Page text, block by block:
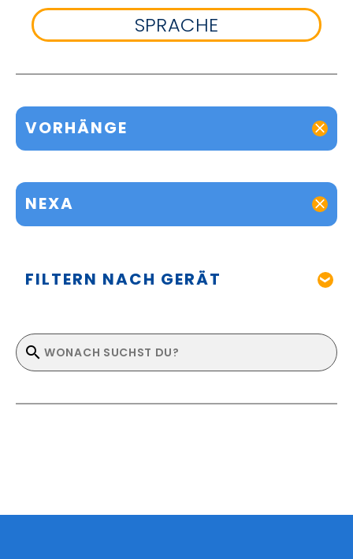
SPRACHE
VORHÄNGE
NEXA
FILTERN NACH GERÄT